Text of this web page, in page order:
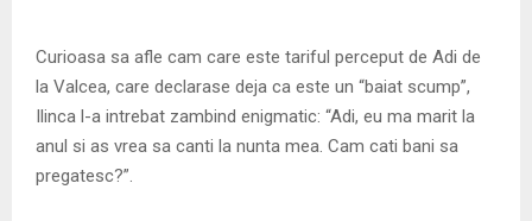
Curioasa sa afle cam care este tariful perceput de Adi de
la Valcea, care declarase deja ca este un “baiat scump”,
Ilinca l-a intrebat zambind enigmatic: “Adi, eu ma marit la
anul si as vrea sa canti la nunta mea. Cam cati bani sa
pregatesc?”.